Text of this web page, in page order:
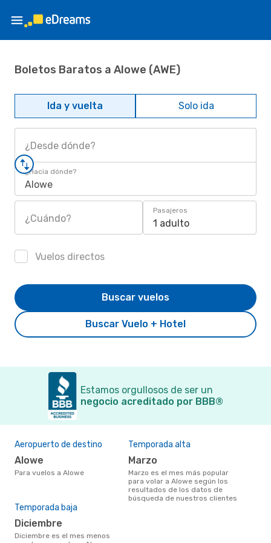
Boletos Baratos a Alowe (AWE)
Ida y vuelta Solo ida
¿Desde dónde?
¿Hacia dónde?
Alowe
¿Cuándo?
Pasajeros
1 adulto
Vuelos directos
Buscar Vuelo + Hotel
Buscar vuelos
Estamos orgullosos de ser un
negocio acreditado por BBB®
Aeropuerto de destino
Alowe
Para vuelos a Alowe
Temporada alta
marzo
marzo es el mes más popular
para volar a Alowe según los
resultados de los datos de
búsqueda de nuestros clientes
Temporada baja
diciembre
diciembre es el mes menos